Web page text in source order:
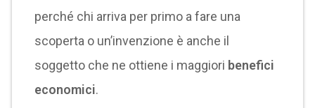
perché chi arriva per primo a fare una
scoperta o un’invenzione è anche il
soggetto che ne ottiene i maggiori benefici
economici.